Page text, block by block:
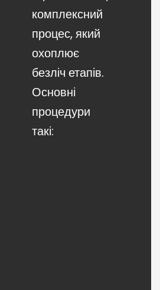
комплексний
процес, який
охоплює
безліч етапів.
Основні
процедури
такі: